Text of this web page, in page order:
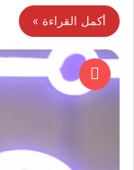
أكمل القراءة »